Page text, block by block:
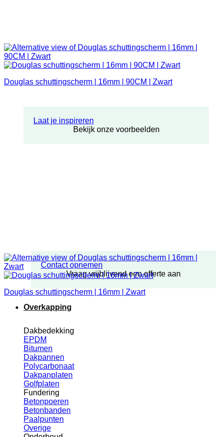
Laat je inspireren
Bekijk onze voorbeelden
Contact opnemen
Vraag vrijblijvend een offerte aan
Overkapping
Dakbedekking
EPDM
Bitumen
Dakpannen
Polycarbonaat
Dakpanplaten
Golfplaten
Fundering
Betonpoeren
Betonbanden
Paalpunten
Overige
Douglas schuttingscherm | 16mm | 90CM | Zwart
Douglas schuttingscherm | 16mm | Zwart